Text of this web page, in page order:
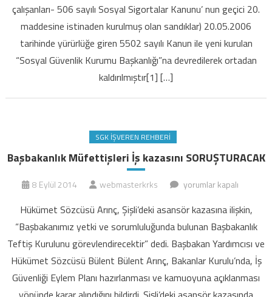
işlemlerinde
yapılan
köklü
çalışanları- 506 sayılı Sosyal Sigortalar Kanunu’ nun geçici 20.
maddesine istinaden kurulmuş olan sandıklar) 20.05.2006
tarihinde yürürlüğe giren 5502 sayılı Kanun ile yeni kurulan
“Sosyal Güvenlik Kurumu Başkanlığı”na devredilerek ortadan
kaldırılmıştır[1] […]
SGK İŞVEREN REHBERI
Başbakanlık Müfettişleri İş kazasını SORUŞTURACAK
8 Eylül 2014 webmasterkrks
Başbakanlık
İş
kazasını
SORUŞTURACAK
için
yorumlar kapalı
Hükümet Sözcüsü Arınç, Şişli’deki asansör kazasına ilişkin,
“Başbakanımız yetki ve sorumluluğunda bulunan Başbakanlık
Teftiş Kurulunu görevlendirecektir” dedi. Başbakan Yardımcısı ve
Hükümet Sözcüsü Bülent Bülent Arınç, Bakanlar Kurulu’nda, İş
Güvenliği Eylem Planı hazırlanması ve kamuoyuna açıklanması